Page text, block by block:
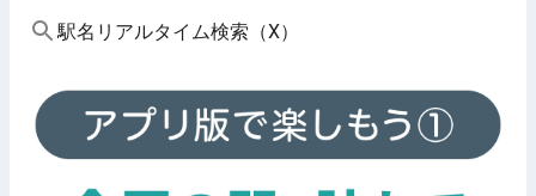
駅名リアルタイム検索（X）